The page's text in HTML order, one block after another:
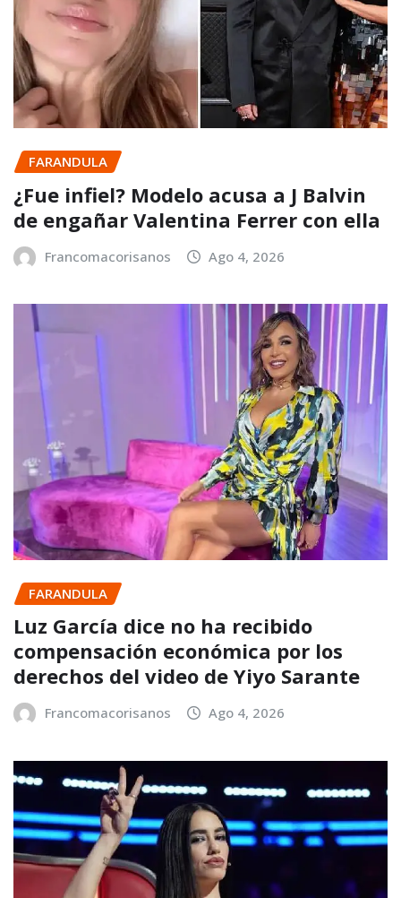
FARANDULA
¿Fue infiel? Modelo acusa a J Balvin
de engañar Valentina Ferrer con ella
Francomacorisanos Ago 4, 2026
FARANDULA
Luz García dice no ha recibido
compensación económica por los
derechos del video de Yiyo Sarante
Francomacorisanos Ago 4, 2026